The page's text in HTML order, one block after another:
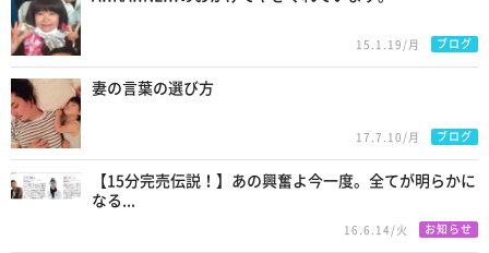
15.1.19/月 ブログ
妻の言葉の選び方
17.7.10/月 ブログ
【15分完売伝説！】あの興奮よ今一度。全てが明らかに
なる...
16.6.14/火 お知らせ